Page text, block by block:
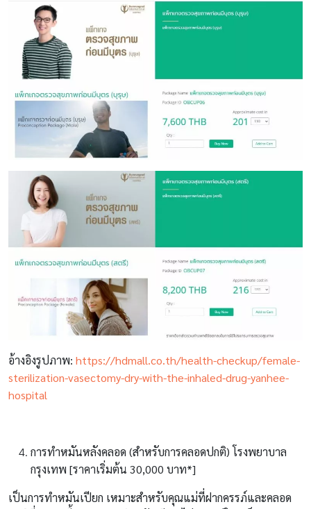
อ้างอิงรูปภาพ: https://hdmall.co.th/health-checkup/female-
sterilization-vasectomy-dry-with-the-inhaled-drug-yanhee-
hospital
การทำหมันหลังคลอด (สำหรับการคลอดปกติ) โรงพยาบาล
กรุงเทพ [ราคาเริ่มต้น 30,000 บาท*]
เป็นการทำหมันเปียก เหมาะสำหรับคุณแม่ที่ฝากครรภ์และคลอด